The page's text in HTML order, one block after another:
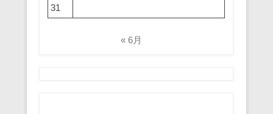
31
« 6月